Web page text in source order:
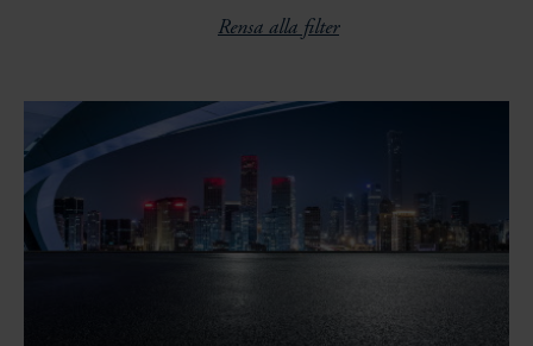
Rensa alla filter